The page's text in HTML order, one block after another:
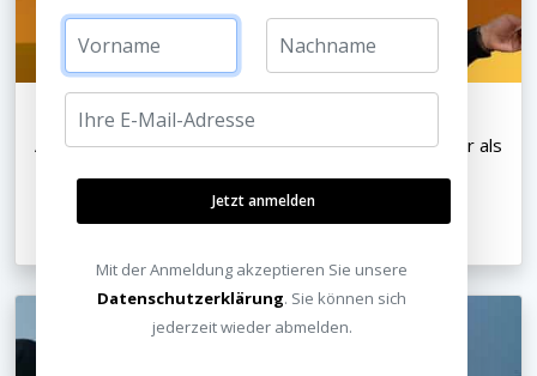
Auflösung am TV oder Beamer: Ist 8K wirklich besser als
4K? Sieht man den Unterschied wirklich?
Jetzt anmelden
Mit der Anmeldung akzeptieren Sie unsere
Datenschutzerklärung. Sie können sich
jederzeit wieder abmelden.